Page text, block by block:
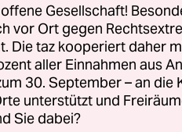
Gesellschaft!
vor Ort gegen
Die taz kooperiert daher
aller Einnahmen aus
30. September – an die
unterstützt und
Sie dabei?